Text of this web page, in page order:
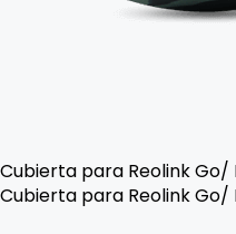
Cubierta para Reolink Go/
Cubierta para Reolink Go/